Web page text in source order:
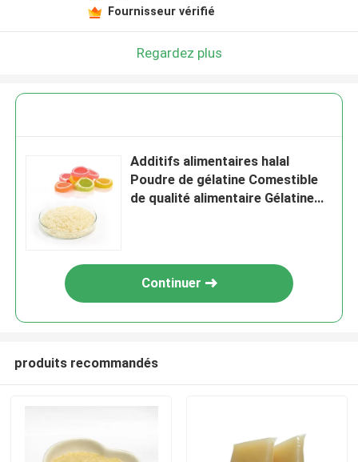
Fournisseur vérifié
Regardez plus
Additifs alimentaires halal
Poudre de gélatine Comestible
de qualité alimentaire Gélatine
Continuer
produits recommandés